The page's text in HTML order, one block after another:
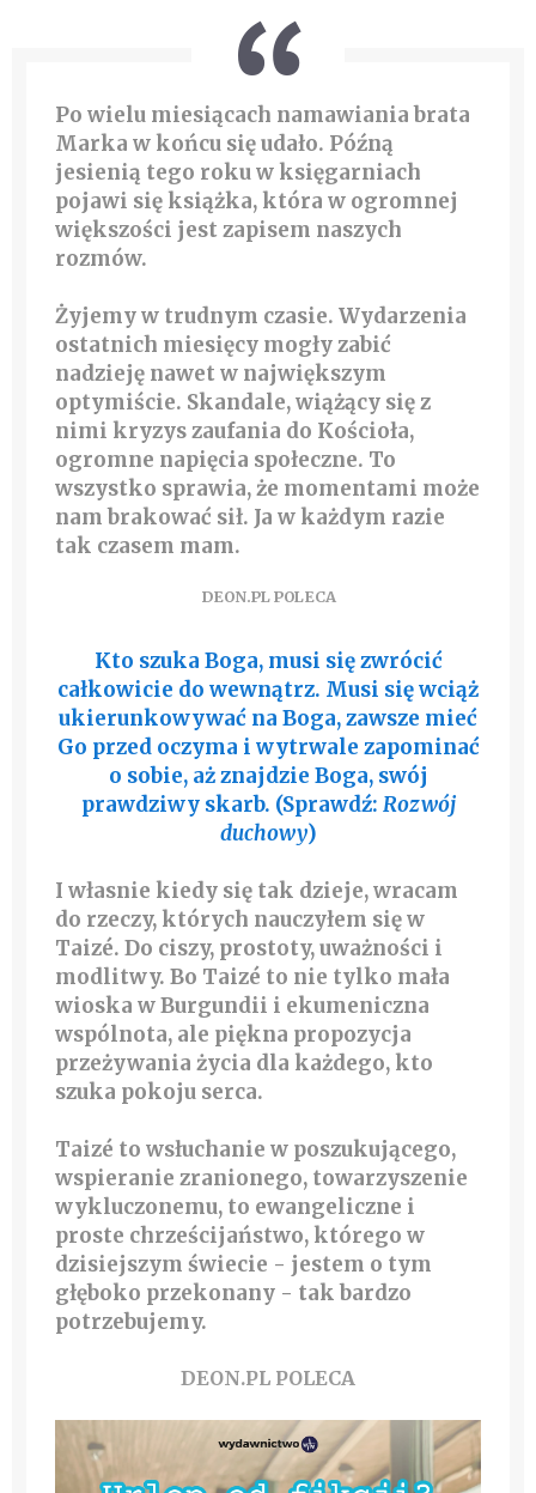
Po wielu miesiącach namawiania brata
Marka w końcu się udało. Późną
jesienią tego roku w księgarniach
pojawi się książka, która w ogromnej
większości jest zapisem naszych
rozmów.
Żyjemy w trudnym czasie. Wydarzenia
ostatnich miesięcy mogły zabić
nadzieję nawet w największym
optymiście. Skandale, wiążący się z
nimi kryzys zaufania do Kościoła,
ogromne napięcia społeczne. To
wszystko sprawia, że momentami może
nam brakować sił. Ja w każdym razie
tak czasem mam.
DEON.PL POLECA
Kto szuka Boga, musi się zwrócić
całkowicie do wewnątrz. Musi się wciąż
ukierunkowywać na Boga, zawsze mieć
Go przed oczyma i wytrwale zapominać
o sobie, aż znajdzie Boga, swój
prawdziwy skarb. (Sprawdź: Rozwój
duchowy)
I własnie kiedy się tak dzieje, wracam
do rzeczy, których nauczyłem się w
Taizé. Do ciszy, prostoty, uważności i
modlitwy. Bo Taizé to nie tylko mała
wioska w Burgundii i ekumeniczna
wspólnota, ale piękna propozycja
przeżywania życia dla każdego, kto
szuka pokoju serca.
Taizé to wsłuchanie w poszukującego,
wspieranie zranionego, towarzyszenie
wykluczonemu, to ewangeliczne i
proste chrześcijaństwo, którego w
dzisiejszym świecie - jestem o tym
głęboko przekonany - tak bardzo
potrzebujemy.
DEON.PL POLECA